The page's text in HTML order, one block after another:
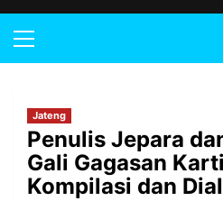
Jateng
Penulis Jepara
Gali Gagasan
Kompilasi dan